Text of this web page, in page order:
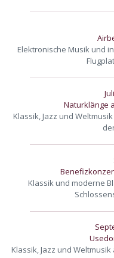
Elektronische Musik und
Naturklänge
Klassik, Jazz und
Klassik und moderne
Klassik, Jazz und